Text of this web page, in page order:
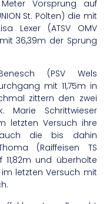
Vorsprung auf
St. Pölten) die mit
Lexer (ATSV OMV
36,39m der Sprung
(PSV Wels
mit 11,75m in
zittern den zwei
Marie Schrittwieser
letzten Versuch ihre
die bis dahin
(Raiffeisen TS
und überholte
letzten Versuch mit